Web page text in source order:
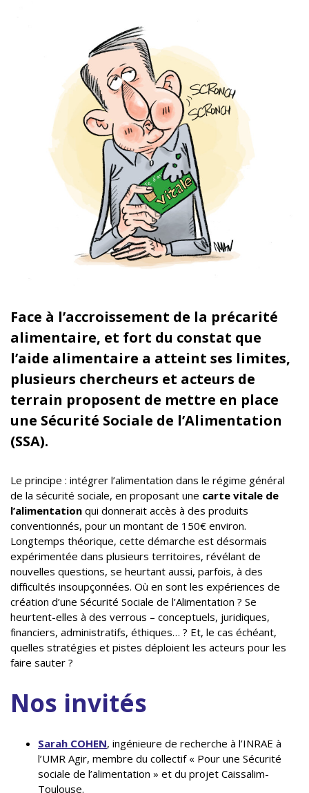
Face à l’accroissement de la précarité
alimentaire, et fort du constat que
l’aide alimentaire a atteint ses limites,
plusieurs chercheurs et acteurs de
terrain proposent de mettre en place
une Sécurité Sociale de l’Alimentation
(SSA).
Le principe : intégrer l’alimentation dans le régime général
de la sécurité sociale, en proposant une carte vitale de
l’alimentation qui donnerait accès à des produits
conventionnés, pour un montant de 150€ environ.
Longtemps théorique, cette démarche est désormais
expérimentée dans plusieurs territoires, révélant de
nouvelles questions, se heurtant aussi, parfois, à des
difficultés insoupçonnées. Où en sont les expériences de
création d’une Sécurité Sociale de l’Alimentation ? Se
heurtent-elles à des verrous – conceptuels, juridiques,
financiers, administratifs, éthiques… ? Et, le cas échéant,
quelles stratégies et pistes déploient les acteurs pour les
faire sauter ?
Nos invités
Sarah COHEN, ingénieure de recherche à l’INRAE à
l’UMR Agir, membre du collectif « Pour une Sécurité
sociale de l’alimentation » et du projet Caissalim-
Toulouse.